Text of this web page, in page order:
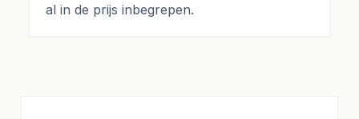
al in de prijs inbegrepen.